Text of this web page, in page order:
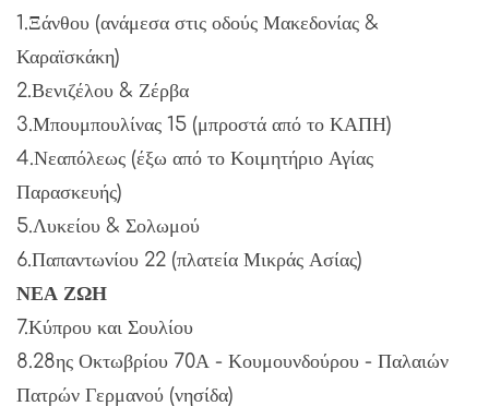
1.Ξάνθου (ανάμεσα στις οδούς Μακεδονίας &
Καραϊσκάκη)
2.Βενιζέλου & Ζέρβα
3.Μπουμπουλίνας 15 (μπροστά από το ΚΑΠΗ)
4.Νεαπόλεως (έξω από το Κοιμητήριο Αγίας
Παρασκευής)
5.Λυκείου & Σολωμού
6.Παπαντωνίου 22 (πλατεία Μικράς Ασίας)
ΝΕΑ ΖΩΗ
7.Κύπρου και Σουλίου
8.28ης Οκτωβρίου 70Α - Κουμουνδούρου - Παλαιών
Πατρών Γερμανού (νησίδα)